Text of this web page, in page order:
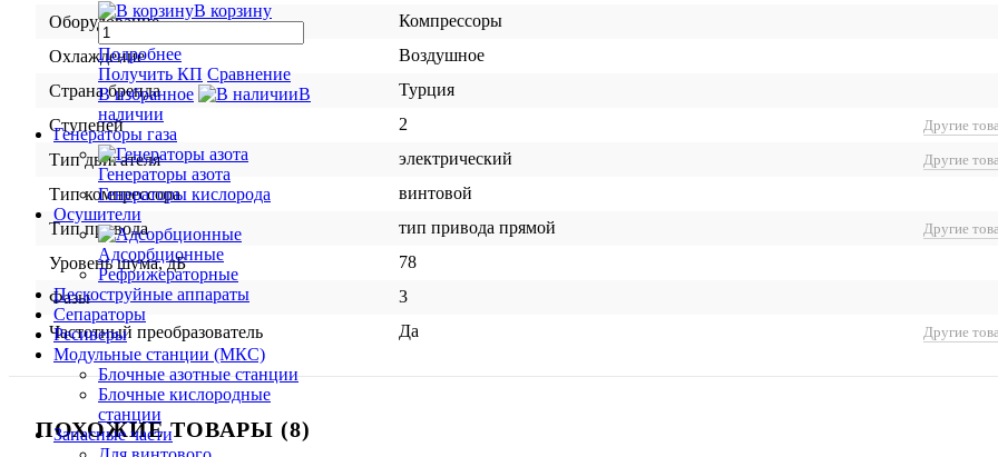
В корзину
Подробнее
Получить КП Сравнение
В избранное
В
наличии
Генераторы газа
Генераторы азота
Генераторы кислорода
Осушители
Адсорбционные
Рефрижераторные
Пескоструйные аппараты
Сепараторы
Ресиверы
Модульные станции (МКС)
Блочные азотные станции
Блочные кислородные
станции
Запасные части
Оборудование
Компрессоры
Охлаждение
Воздушное
Страна бренда
Турция
Ступеней
2 Другие
Тип двигателя электрический Другие
Тип компрессора
винтовой
Тип привода
тип привода прямой Другие
Уровень шума, дБ
78
Фазы
3
Частотный преобразователь
Да Другие
ПОХОЖИЕ ТОВАРЫ (8)